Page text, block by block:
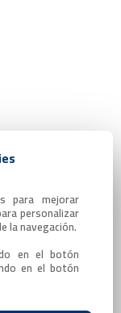
para mejorar
personalizar
la navegación.
en el botón
en el botón